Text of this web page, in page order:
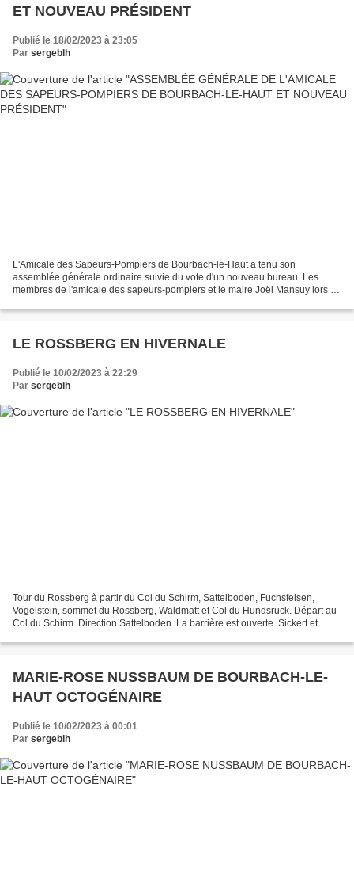
ET NOUVEAU PRÉSIDENT
Publié le 18/02/2023 à 23:05
Par sergeblh
L'Amicale des Sapeurs-Pompiers de Bourbach-le-Haut a tenu son
assemblée générale ordinaire suivie du vote d'un nouveau bureau. Les
membres de l'amicale des sapeurs-pompiers et le maire Joël Mansuy lors de
LE ROSSBERG EN HIVERNALE
Publié le 10/02/2023 à 22:29
Par sergeblh
Tour du Rossberg à partir du Col du Schirm, Sattelboden, Fuchsfelsen,
Vogelstein, sommet du Rossberg, Waldmatt et Col du Hundsruck. Départ au
Col du Schirm. Direction Sattelboden. La barrière est ouverte. Sickert et
MARIE-ROSE NUSSBAUM DE BOURBACH-LE-
HAUT OCTOGÉNAIRE
Publié le 10/02/2023 à 00:01
Par sergeblh